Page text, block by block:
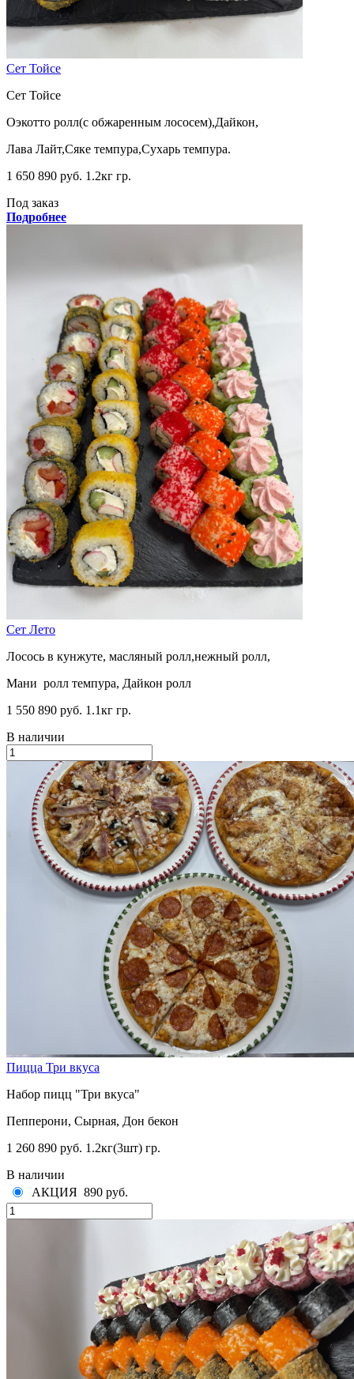
Сет Тойсе
Сет Тойсе
Оэкотто ролл(с обжаренным лососем),Дайкон,
Лава Лайт,Сяке темпура,Сухарь темпура.
1 650 890 руб. 1.2кг гр.
Под заказ
Подробнее
Сет Лето
Лосось в кунжуте, масляный ролл,нежный ролл,
Мани ролл темпура, Дайкон ролл
1 550 890 руб. 1.1кг гр.
В наличии
Пицца Три вкуса
Набор пицц "Три вкуса"
Пепперони, Сырная, Дон бекон
1 260 890 руб. 1.2кг(3шт) гр.
В наличии
АКЦИЯ 890 руб.